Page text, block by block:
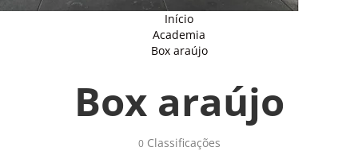
Início
Academia
Box araújo
Box araújo
0Classificações